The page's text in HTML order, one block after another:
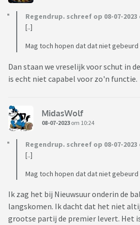
Regendrup. schreef op 08-07-2023
[..]
Mag toch hopen dat dat niet gebeurd
Dan staan we vreselijk voor schut in
is echt niet capabel voor zo'n functie.
MidasWolf
08-07-2023 om 10:24
Regendrup. schreef op 08-07-2023
[..]
Mag toch hopen dat dat niet gebeurd
Ik zag het bij Nieuwsuur onderin de
langskomen. Ik dacht dat het niet
grootse partij de premier levert. Het